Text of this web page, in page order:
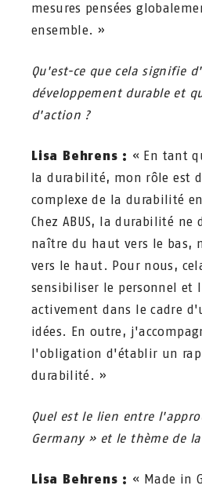
mesures pensées
ensemble. »
Qu'est-ce que cela signifie
développement durable et
d'action ?
Lisa Behrens : « En tant
la durabilité, mon rôle est
complexe de la durabilité
Chez ABUS, la durabilité ne
naître du haut vers le bas,
vers le haut. Pour nous,
sensibiliser le personnel et
activement dans le cadre
idées. En outre,
l'obligation d'établir un
durabilité. »
Quel est le lien entre
Germany » et le thème de
Lisa Behrens : « Made in